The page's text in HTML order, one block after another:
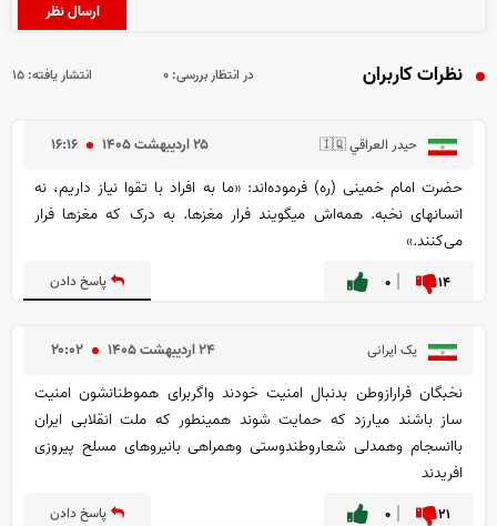
نظرات کاربران انتشار یافته: ۱۵ در انتظار بررسی: ۰
حیدر العراقي 🇮🇶 ۱۶:۱۶ ۲۵ ارديبهشت ۱۴۰۵
حضرت امام خمینی (ره) فرموده‌اند: «ما به افراد با تقوا نیاز داریم، نه
انسانهای نخبه. همه‌اش میگویند فرار مغزها. به درک که مغزها فرار
می‌کنند.»
۱۴ ۰ پاسخ دادن
یک ایرانی ۲۰:۰۲ ۲۴ ارديبهشت ۱۴۰۵
نخبگان فرارازوطن بدنبال امنیت خودند واگربرای هموطنانشون امنیت
ساز باشند میارزد که حمایت شوند همینطور که ملت انقلابی ایران
باانسجام وهمدلی شعاروطندوستی وهمراهی بانیروهای مسلح پیروزی
افریدند
۲۱ ۰ پاسخ دادن